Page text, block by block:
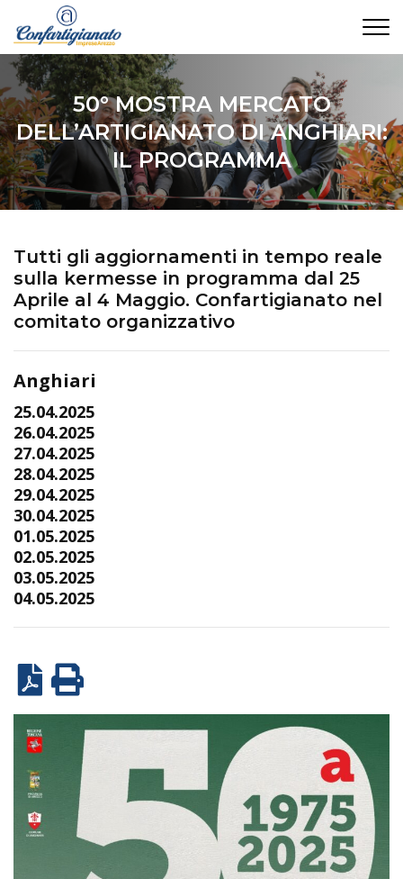
50° MOSTRA MERCATO
DELL’ARTIGIANATO DI ANGHIARI:
IL PROGRAMMA
Tutti gli aggiornamenti in tempo reale
sulla kermesse in programma dal 25
Aprile al 4 Maggio. Confartigianato nel
comitato organizzativo
Anghiari
25.04.2025
26.04.2025
27.04.2025
28.04.2025
29.04.2025
30.04.2025
01.05.2025
02.05.2025
03.05.2025
04.05.2025